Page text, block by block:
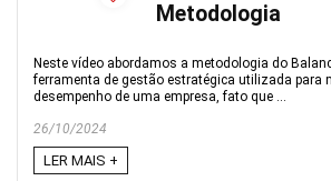
Metodologia
Neste vídeo abordamos a metodologia do
ferramenta de gestão estratégica utilizada para
desempenho de uma empresa, fato que ...
26/10/2024
LER MAIS +